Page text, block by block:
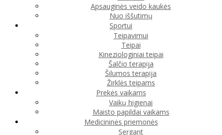
Apsauginės veido kaukės
Nuo iššutimų
Sportui
Teipavimui
Teipai
Kineziologiniai teipai
Šalčio terapija
Šilumos terapija
Žirklės teipams
Prekės vaikams
Vaikų higienai
Maisto papildai vaikams
Medicininės priemonės
Sergant